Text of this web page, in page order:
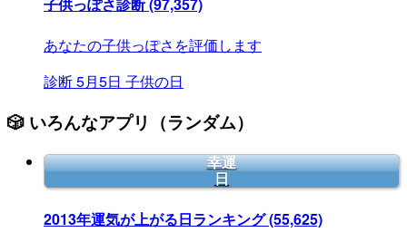
あなたの子供っぽさを評価します
診断5月5日 子供の日
🎲 いろんなアプリ（ランダム）
幸運
日
2013年運気が上がる日ランキング(55,625)